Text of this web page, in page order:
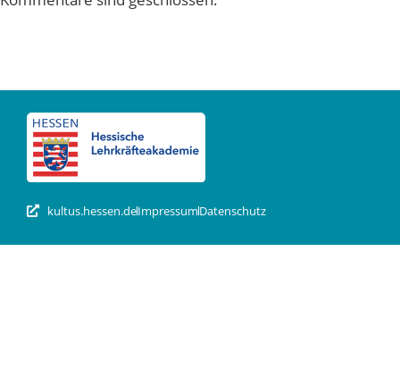
kultus.hessen.deImpressumDatenschutz